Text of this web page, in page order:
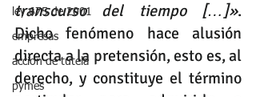
ley 675 de 2001
empresas
accion de tutela
pymes
transcurso del tiempo […]».
Dicho fenómeno hace alusión
directa a la pretensión, esto es, al
derecho, y constituye el término